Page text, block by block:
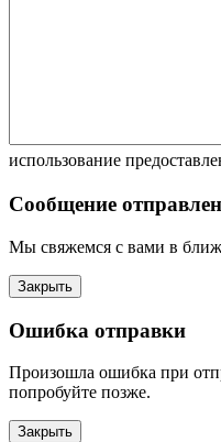
использование
Сообщение
Мы свяжемся с вами в
Закрыть
Ошибка отправки
Произошла ошибка при
попробуйте позже.
Закрыть